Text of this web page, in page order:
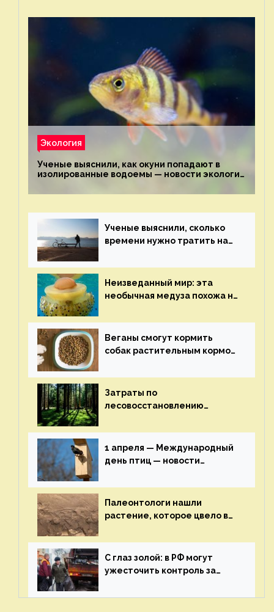
Экология
Ученые выяснили, как окуни попадают в
изолированные водоемы — новости экологии
Ученые выяснили, сколько
времени нужно тратить на
здоровья — новости экологии
на ECOportal
Неизведанный мир: эта
необычная медуза похожа на
экологии на ECOportal
Веганы смогут кормить
собак растительным кормом
здоровье — новости
экологии на ECOportal
Затраты по
лесовосстановлению
строительства — новости
экологии на ECOportal
1 апреля — Международный
день птиц — новости
Палеонтологи нашли
растение, которое цвело в
экологии на ECOportal
С глаз золой: в РФ могут
ужесточить контроль за
— новости экологии на